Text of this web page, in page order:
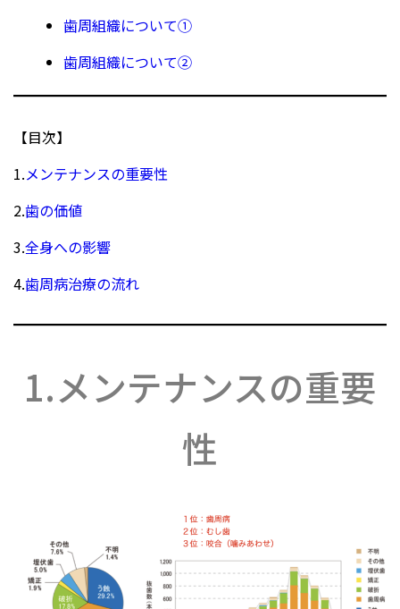
歯周組織について①
歯周組織について②
【目次】
1.メンテナンスの重要性
2.歯の価値
3.全身への影響
4.歯周病治療の流れ
1.メンテナンスの重要
性